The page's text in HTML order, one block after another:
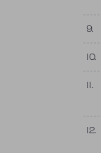
9.
10.
11.
12.